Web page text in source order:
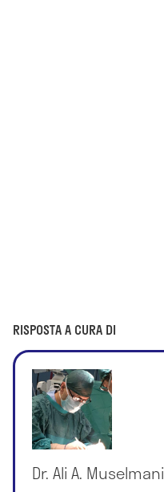
RISPOSTA A CURA DI
Dr. Ali A. Muselmani